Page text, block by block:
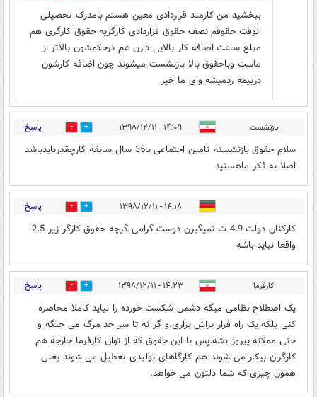
ببخشید من کارمند قراردادی معین هستم بامدرک تحصیلی
انوقت حقوقم نصف حقوق قراردادی کارگریه حقوق کارگری هم
مبلغ ساعت اضافه کار بالایی دارن هم درحکمشون بالاتر از
ماست وباحقوق بالا بازنشست میشوند چون اضافه کارشون
دربیمه ردمیشه وای ما خیر
بازنشست ۱۴:۰۹ - ۱۳۹۸/۱۲/۱۱ 5 پاسخ
سلام حقوق بازنشسته تامین اجتماعی با35 سال سابقه کارچقدربایدباشد
اصلا به فکر ماهستید
۱۴:۱۸ - ۱۳۹۸/۱۲/۱۱ 3 پاسخ
کارکنان دولت 4.9 ت نمیگیرن دوست گرامی گرچه حقوق کارگر زیر 2.5
واقعا نباید باشه
کارفرما ۱۴:۲۳ - ۱۳۹۸/۱۲/۱۱ 7 پاسخ
یک اصطلاح نظامی میگه دشمن شکست خورده را نباید کاملا محاصره
کنی بلکه یک راه فرار براش بزاری.و گر نه تا سر حد مرگ می جنگه و
حتی ممکنه پیروز بشه.پس با این حقوق که از توان کارفرما خارجه هم
کارگران بیکار می شوند هم کارگاهای تولیدی تعطیل می شوند یعنی
همون چیزی که شما دلتون می خواهد.